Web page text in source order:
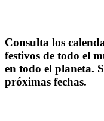
Consulta los
festivos de todo el
en todo el planeta.
próximas fechas.